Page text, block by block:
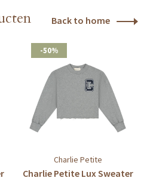
Back to home
-50%
Charlie Petite
Charlie Petite Lux Sweater